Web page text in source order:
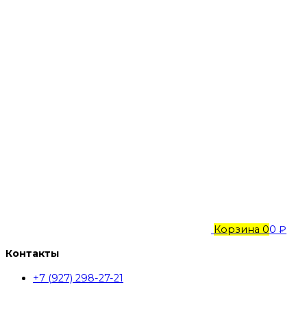
Корзина 00 ₽
Контакты
+7 (927) 298-27-21